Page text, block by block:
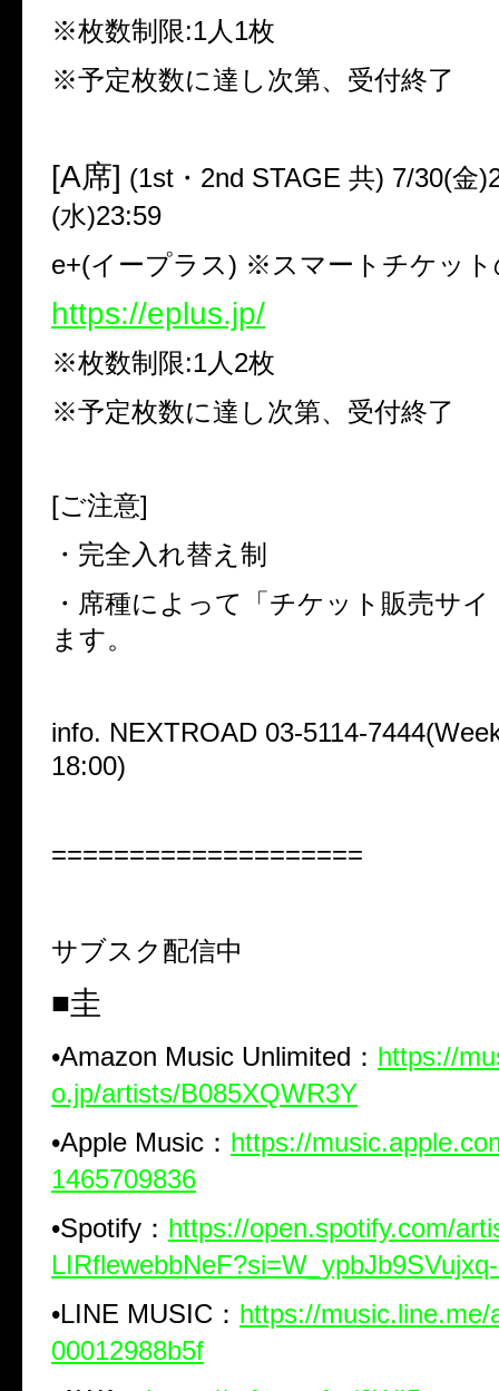
※枚数制限:1人 1枚
※予定枚数に達し次第、受付終了
[A席] (1st ・ 2nd STAGE 共) 7/30(金
(水)23:59
e+(イープラス) ※スマートチケット
https://eplus.jp/
※枚数制限:1人 2枚
※予定枚数に達し次第、受付終了
[ご注意]
・完全入れ替え制
・席種によって「チケット販売サ
ます。
info. NEXTROAD 03-5114-
18:00)
====================
サブスク配信中
■圭
•Amazon Music Unlimited ： https://
o.jp/artists/B085XQWR3Y
•Apple Music ： https://
1465709836
•Spotify ： https://open.spotify.com/
•LINE MUSIC ： https://music.line.me/
00012988b5f